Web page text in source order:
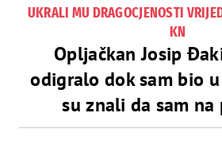
UKRALI MU DRAGOCJENOSTI
KN
Opljačkan Josip
odigralo dok sam bio
su znali da sam na